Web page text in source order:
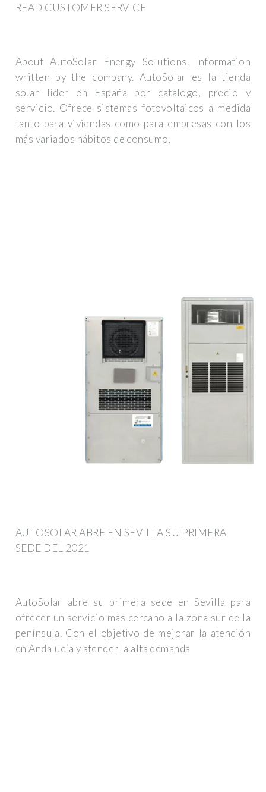
READ CUSTOMER SERVICE
About AutoSolar Energy Solutions. Information
written by the company. AutoSolar es la tienda
solar líder en España por catálogo, precio y
servicio. Ofrece sistemas fotovoltaicos a medida
tanto para viviendas como para empresas con los
más variados hábitos de consumo,
AUTOSOLAR ABRE EN SEVILLA SU PRIMERA
SEDE DEL 2021
AutoSolar abre su primera sede en Sevilla para
ofrecer un servicio más cercano a la zona sur de la
península. Con el objetivo de mejorar la atención
en Andalucía y atender la alta demanda